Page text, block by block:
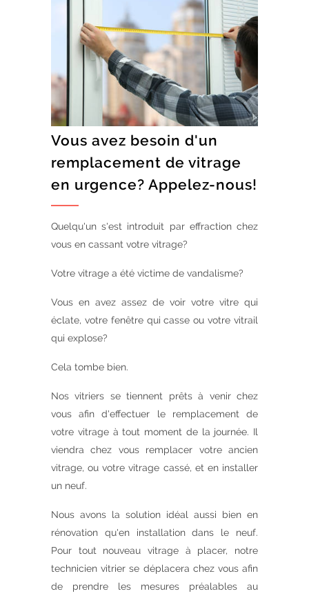
Vous avez besoin d'un
remplacement de vitrage
en urgence? Appelez-nous!
Quelqu'un s'est introduit par effraction chez
vous en cassant votre vitrage?
Votre vitrage a été victime de vandalisme?
Vous en avez assez de voir votre vitre qui
éclate, votre fenêtre qui casse ou votre vitrail
qui explose?
Cela tombe bien.
Nos vitriers se tiennent prêts à venir chez
vous afin d'effectuer le remplacement de
votre vitrage à tout moment de la journée. Il
viendra chez vous remplacer votre ancien
vitrage, ou votre vitrage cassé, et en installer
un neuf.
Nous avons la solution idéal aussi bien en
rénovation qu'en installation dans le neuf.
Pour tout nouveau vitrage à placer, notre
technicien vitrier se déplacera chez vous afin
de prendre les mesures préalables au